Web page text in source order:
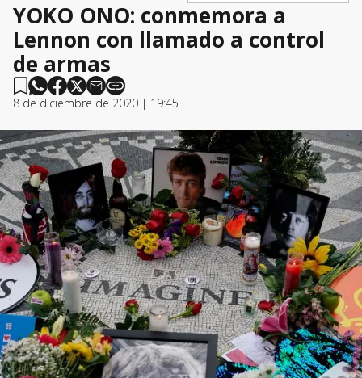
YOKO ONO: conmemora a
Lennon con llamado a control
de armas
8 de diciembre de 2020 | 19:45